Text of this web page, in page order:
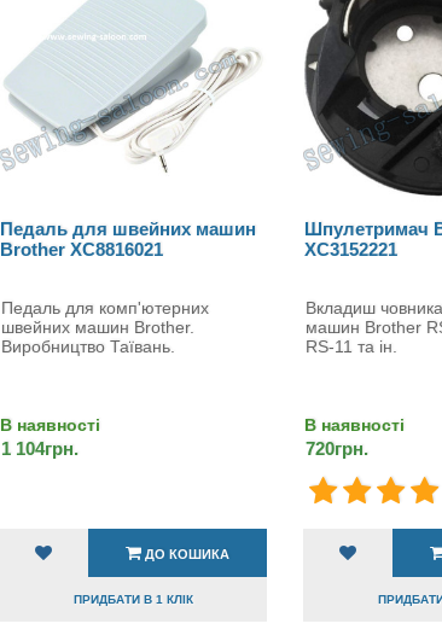
Педаль для швейних машин
Brother XC8816021
Педаль для комп'ютерних
швейних машин Brother.
Виробництво Таївань.
В наявності
1 104грн.
ДО КОШИКА
ПРИДБАТИ В 1 КЛІК
Шпулетримач
XC3152221
Вкладиш
машин Brother
RS-11 та ін.
В наявності
720грн.